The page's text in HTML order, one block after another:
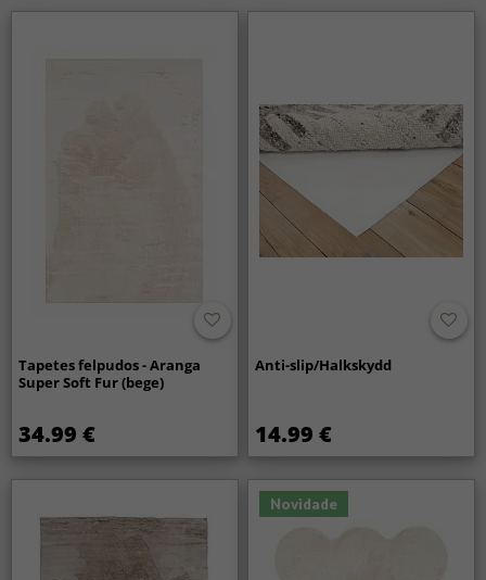
Tapetes felpudos - Aranga
Super Soft Fur (bege)
34.99 €
Anti-slip/Halkskydd
14.99 €
Novidade